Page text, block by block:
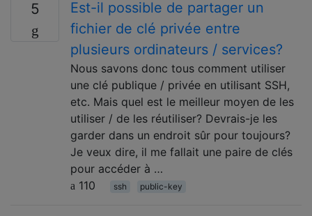
5
Est-il possible de partager un
fichier de clé privée entre
plusieurs ordinateurs / services?
Nous savons donc tous comment utiliser
une clé publique / privée en utilisant SSH,
etc. Mais quel est le meilleur moyen de les
utiliser / de les réutiliser? Devrais-je les
garder dans un endroit sûr pour toujours?
Je veux dire, il me fallait une paire de clés
pour accéder à …
110
ssh public-key